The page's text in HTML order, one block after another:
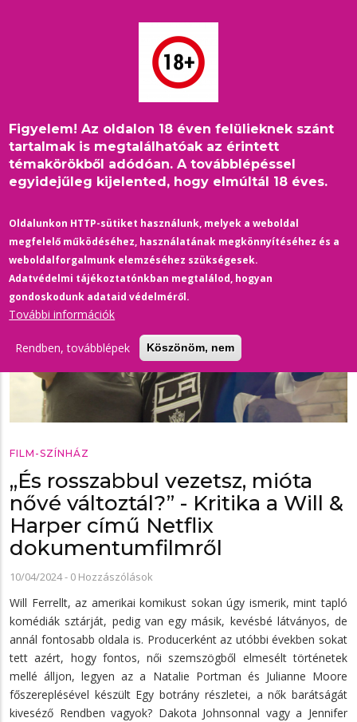
Figyelem! Az oldalon 18 éven felülieknek szánt
tartalmak is megtalálhatóak az érintett
témakörökből adódóan. A továbblépéssel
egyidejűleg kijelented, hogy elmúltál 18 éves.
Oldalunkon HTTP-sütiket használunk, melyek a weboldal
megfelelő működéséhez, használatának megkönnyítéséhez és a
weboldalforgalmunk elemzéséhez szükségesek.
Adatvédelmi tájékoztatónkban megtalálod, hogyan
gondoskodunk adataid védelméről.
További információk
Rendben, továbblépek Köszönöm, nem
Morzsa
Címlap /Film-Színház
/
„És rosszabbul vezetsz, mióta nővé változtál?” - Kritika a Will
& Harper című Netflix dokumentumfilmről
FILM-SZÍNHÁZ
„És rosszabbul vezetsz, mióta
nővé változtál?” - Kritika a Will &
Harper című Netflix
dokumentumfilmről
10/04/2024- 0 Hozzászólások
Will Ferrellt, az amerikai komikust sokan úgy ismerik, mint tapló
komédiák sztárját, pedig van egy másik, kevésbé látványos, de
annál fontosabb oldala is. Producerként az utóbbi években sokat
tett azért, hogy fontos, női szemszögből elmesélt történetek
mellé álljon, legyen az a Natalie Portman és Julianne Moore
főszereplésével készült Egy botrány részletei, a nők barátságát
kiveséző Rendben vagyok? Dakota Johnsonnal vagy a Jennifer